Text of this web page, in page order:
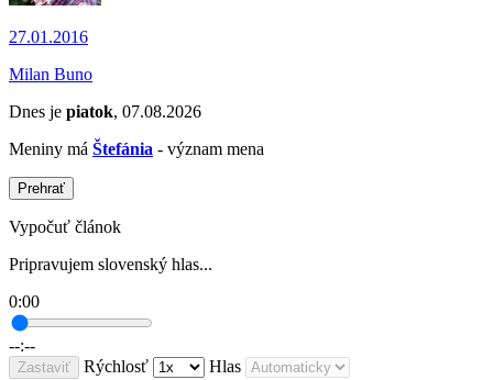
27.01.2016
Milan Buno
Dnes je piatok, 07.08.2026
Meniny má Štefánia - význam mena
Prehrať
Vypočuť článok
Pripravujem slovenský hlas...
0:00
--:--
Zastaviť Rýchlosť Hlas